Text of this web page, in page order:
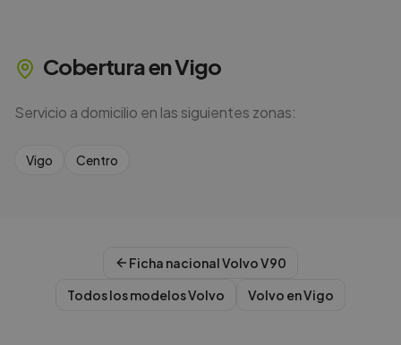
Cobertura enVigo
Servicio a domicilio en las siguientes zonas:
Vigo Centro
Ficha nacionalVolvoV90
Todos los modelosVolvo Volvo enVigo